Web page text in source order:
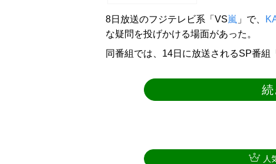
8日放送のフジテレビ系「VS嵐 」で、
な疑問を投げかける場面があった。
同番組では、14日に放送されるSP番
続
人